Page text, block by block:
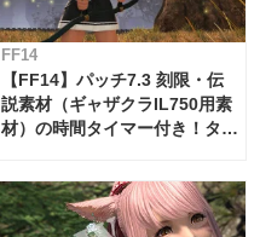
FF14
【FF14】パッチ7.3 刻限・伝
説素材（ギャザクラIL750用素
材）の時間タイマー付き！タイ